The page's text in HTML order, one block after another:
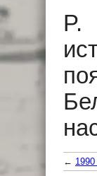
P.
←